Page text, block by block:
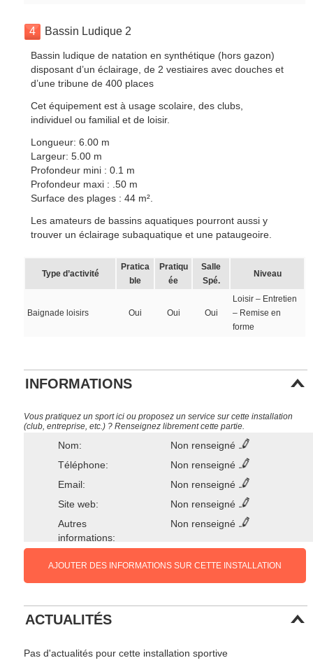
4 Bassin Ludique 2
Bassin ludique de natation en synthétique (hors gazon)
disposant d’un éclairage, de 2 vestiaires avec douches et
d’une tribune de 400 places
Cet équipement est à usage scolaire, des clubs,
individuel ou familial et de loisir.
Longueur: 6.00 m
Largeur: 5.00 m
Profondeur mini : 0.1 m
Profondeur maxi : .50 m
Surface des plages : 44 m².
Les amateurs de bassins aquatiques pourront aussi y
trouver un éclairage subaquatique et une pataugeoire.
Type d’activité
Pratica
ble
Pratiqu
ée
Salle
Spé.
Niveau
Baignade loisirs Oui Oui Oui
Loisir – Entretien
– Remise en
forme
INFORMATIONS
Vous pratiquez un sport ici ou proposez un service sur cette installation
(club, entreprise, etc.) ? Renseignez librement cette partie.
Nom:
Non renseigné
Téléphone:
Non renseigné
Email:
Non renseigné
Site web:
Non renseigné
Autres
informations:
Non renseigné
AJOUTER DES INFORMATIONS SUR CETTE INSTALLATION
ACTUALITÉS
Pas d'actualités pour cette installation sportive